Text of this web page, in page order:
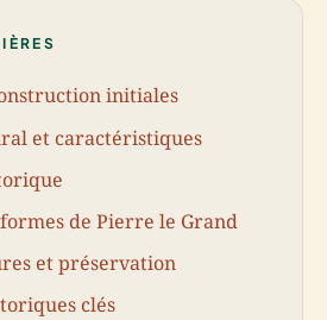
initiales
et caractéristiques
de Pierre le Grand
et préservation
clés